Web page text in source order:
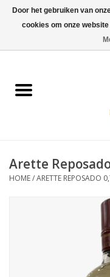
Wijn
Gin & Tonic
Arette
HOME/ARETTE REPOSADO
Door het gebruiken van
cookies om onze